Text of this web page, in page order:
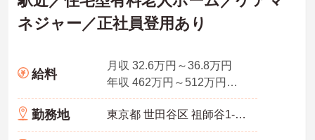
・年間休日111日以上・シフトは柔軟に対応しており、有給と組み合
わせて海外旅行に行くスタッフもいる職場です
化と質の高いケアを両立しています
・従業員満足度調査を定期実施し、スタッフの声を制度に反映する
・エリアマネージャー・社長が定期的にホームを周り、スタッフと
直接意見交換をしています
【育児・家庭との両立を本気でサポートしている職場です】
ネジャー／正社員登用あり
給料
月収 32.6万円～36.8万円
年収 462万円～512万円程度 ※想定年収
勤務地 東京都 世田谷区 祖師谷1-22-26